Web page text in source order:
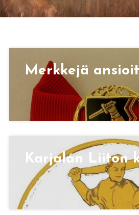
Merk­ke­jä
Kar­ja­lan Lii­ton